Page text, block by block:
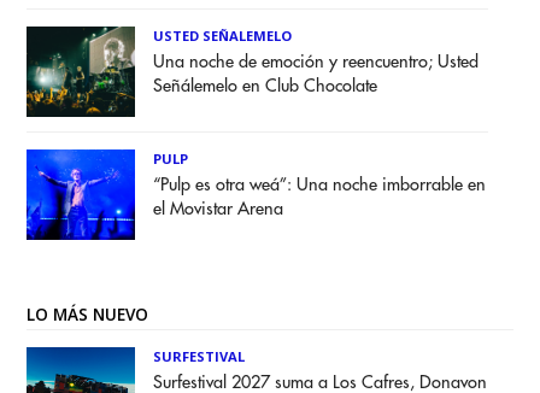
USTED SEÑALEMELO
Una noche de emoción y reencuentro; Usted
Señálemelo en Club Chocolate
PULP
“Pulp es otra weá”: Una noche imborrable en
el Movistar Arena
LO MÁS NUEVO
SURFESTIVAL
Surfestival 2027 suma a Los Cafres, Donavon